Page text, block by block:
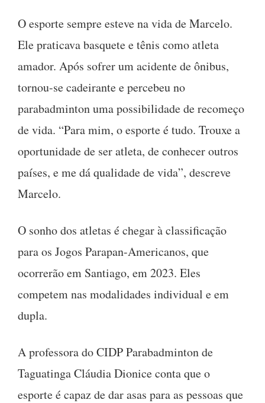
O esporte sempre esteve na vida de Marcelo.
Ele praticava basquete e tênis como atleta
amador. Após sofrer um acidente de ônibus,
tornou-se cadeirante e percebeu no
parabadminton uma possibilidade de recomeço
de vida. “Para mim, o esporte é tudo. Trouxe a
oportunidade de ser atleta, de conhecer outros
países, e me dá qualidade de vida”, descreve
Marcelo.
O sonho dos atletas é chegar à classificação
para os Jogos Parapan-Americanos, que
ocorrerão em Santiago, em 2023. Eles
competem nas modalidades individual e em
dupla.
A professora do CIDP Parabadminton de
Taguatinga Cláudia Dionice conta que o
esporte é capaz de dar asas para as pessoas que